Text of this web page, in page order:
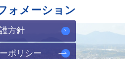
ォメーション
方針
ポリシー